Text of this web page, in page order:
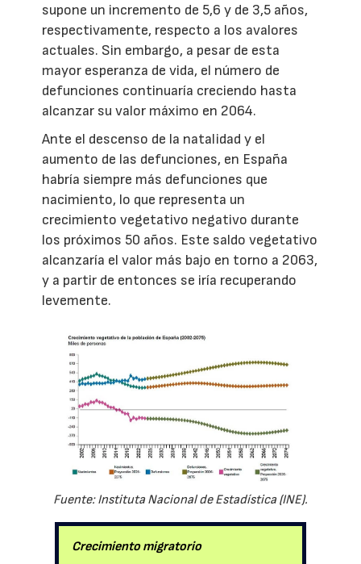
supone un incremento de 5,6 y de 3,5 años,
respectivamente, respecto a los avalores
actuales. Sin embargo, a pesar de esta
mayor esperanza de vida, el número de
defunciones continuaría creciendo hasta
alcanzar su valor máximo en 2064.
Ante el descenso de la natalidad y el
aumento de las defunciones, en España
habría siempre más defunciones que
nacimiento, lo que representa un
crecimiento vegetativo negativo durante
los próximos 50 años. Este saldo vegetativo
alcanzaría el valor más bajo en torno a 2063,
y a partir de entonces se iría recuperando
levemente.
Fuente: Instituta Nacional de Estadística (INE).
Crecimiento migratorio